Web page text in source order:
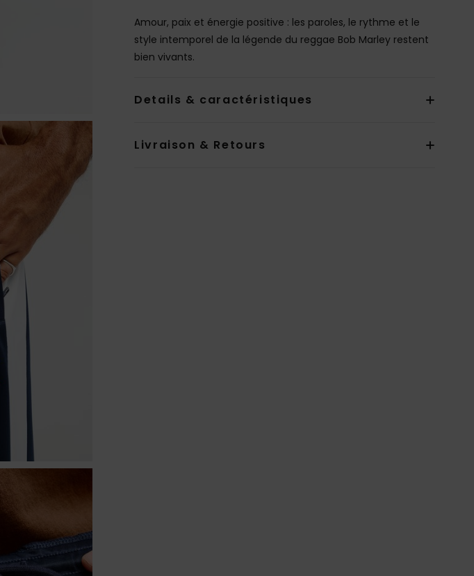
Amour, paix et énergie positive : les paroles, le rythme et le
style intemporel de la légende du reggae Bob Marley restent
bien vivants.
Details & caractéristiques
Livraison & Retours